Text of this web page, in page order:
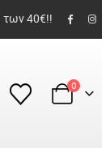
των 40€!!
0